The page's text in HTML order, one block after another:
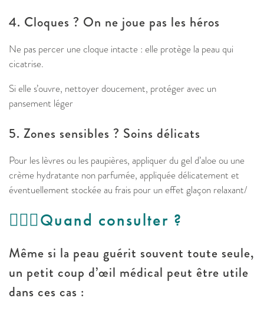
4. Cloques ? On ne joue pas les héros
Ne pas percer une cloque intacte : elle protège la peau qui
cicatrise.
Si elle s’ouvre, nettoyer doucement, protéger avec un
pansement léger
5. Zones sensibles ? Soins délicats
Pour les lèvres ou les paupières, appliquer du gel d’aloe ou une
crème hydratante non parfumée, appliquée délicatement et
éventuellement stockée au frais pour un effet glaçon relaxant/
👩🏻‍⚕️​Quand consulter ?
Même si la peau guérit souvent toute seule,
un petit coup d’œil médical peut être utile
dans ces cas :